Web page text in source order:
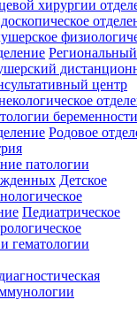
хирургии
Региональный
центр
Родовое
патологии
Детское
Педиатрическое
гематологии